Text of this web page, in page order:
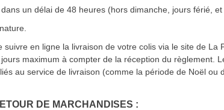
un délai de 48 heures (hors dimanche, jours férié, et
en ligne la livraison de votre colis via le site de La
maximum à compter de la réception du règlement.
au service de livraison (comme la période de Noël ou
DE MARCHANDISES :